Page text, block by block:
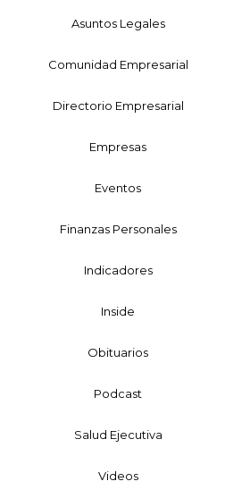
Asuntos Legales
Comunidad Empresarial
Directorio Empresarial
Empresas
Eventos
Finanzas Personales
Indicadores
Inside
Obituarios
Podcast
Salud Ejecutiva
Videos